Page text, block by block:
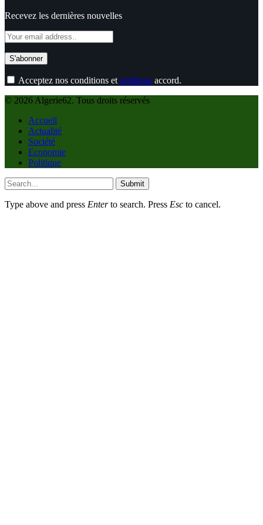
Recevez les dernières nouvelles
Acceptez nos conditions et politique accord.
© 2026 Algerie62. Tous droits réservés
Accueil
Actualité
Société
Economie
Politique
Submit
Type above and press Enterto search. Press Esc to cancel.